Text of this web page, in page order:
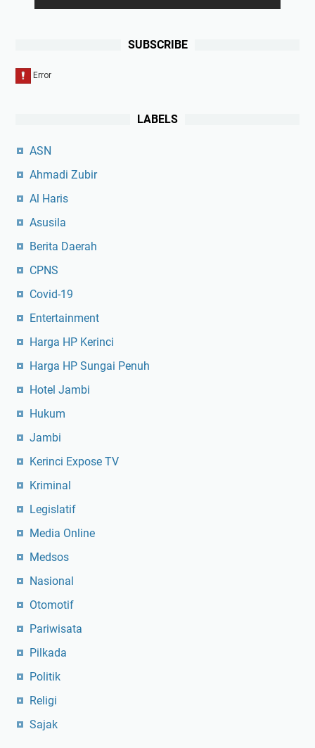
SUBSCRIBE
LABELS
ASN
Ahmadi Zubir
Al Haris
Asusila
Berita Daerah
CPNS
Covid-19
Entertainment
Harga HP Kerinci
Harga HP Sungai Penuh
Hotel Jambi
Hukum
Jambi
Kerinci Expose TV
Kriminal
Legislatif
Media Online
Medsos
Nasional
Otomotif
Pariwisata
Pilkada
Politik
Religi
Sajak